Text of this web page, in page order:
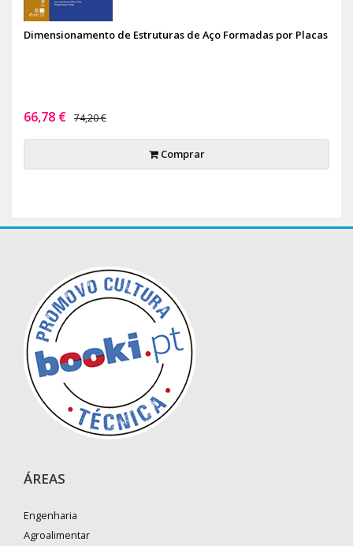
Dimensionamento de Estruturas de Aço Formadas por Placas
66,78 € 74,20 €
Comprar
ÁREAS
Engenharia
Agroalimentar